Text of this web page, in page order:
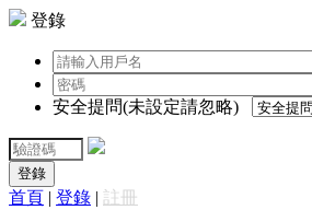
登錄
安全提問(未設定請忽略)
登錄
首頁 | 登錄 | 註冊